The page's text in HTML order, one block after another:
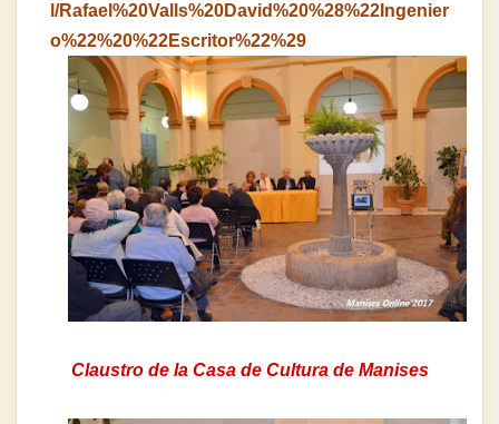
l/Rafael%20Valls%20David%20%28%22Ingenier
o%22%20%22Escritor%22%29
Claustro de la Casa de Cultura de Manises